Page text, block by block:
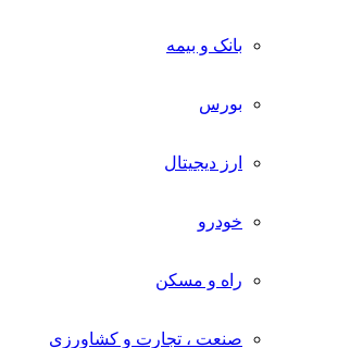
بانک و بیمه
بورس
ارز دیجیتال
خودرو
راه و مسکن
صنعت ، تجارت و کشاورزی